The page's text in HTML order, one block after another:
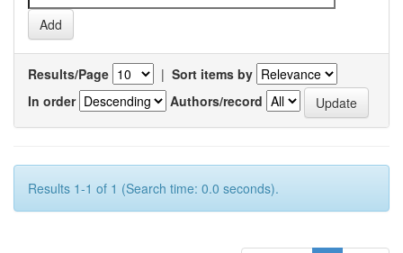
Results/Page | Sort items by
In order
Authors/record
Results 1-1 of 1 (Search time: 0.0 seconds).